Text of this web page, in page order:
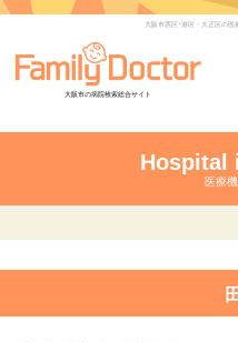
大阪市西区･港区・大正区の
大阪市の病院検索総合サイト
Hospital
医療